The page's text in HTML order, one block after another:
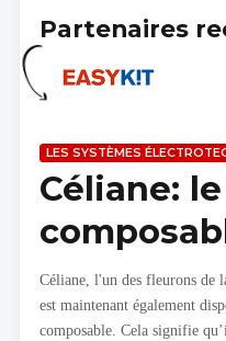
Partenaires
LES SYSTÈMES
Céliane:
Céliane, l'un des fleurons de
est maintenant également
composable. Cela signifie